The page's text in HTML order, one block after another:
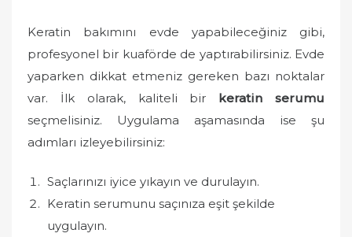
Keratin bakımını evde yapabileceğiniz gibi,
profesyonel bir kuaförde de yaptırabilirsiniz. Evde
yaparken dikkat etmeniz gereken bazı noktalar
var. İlk olarak, kaliteli bir keratin serumu
seçmelisiniz. Uygulama aşamasında ise şu
adımları izleyebilirsiniz:
Saçlarınızı iyice yıkayın ve durulayın.
Keratin serumunu saçınıza eşit şekilde
uygulayın.